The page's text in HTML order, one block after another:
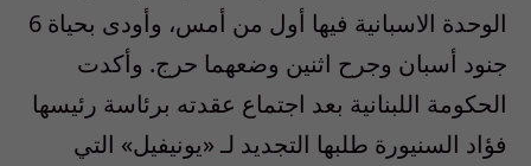
الوحدة الاسبانية فيها أول من أمس، وأودى بحياة 6
جنود أسبان وجرح اثنين وضعهما حرج. وأكدت
الحكومة اللبنانية بعد اجتماع عقدته برئاسة رئيسها
فؤاد السنيورة طلبها التجديد لـ «يونيفيل» التي